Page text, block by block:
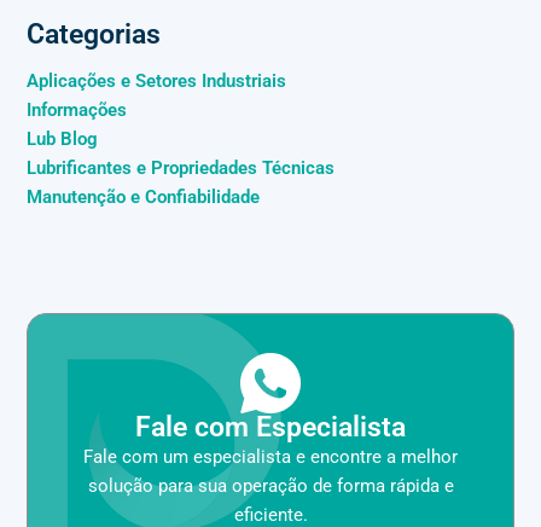
Categorias
Aplicações e Setores Industriais
Informações
Lub Blog
Lubrificantes e Propriedades Técnicas
Manutenção e Confiabilidade
Fale com Especialista
Fale com um especialista e encontre a melhor
solução para sua operação de forma rápida e
eficiente.